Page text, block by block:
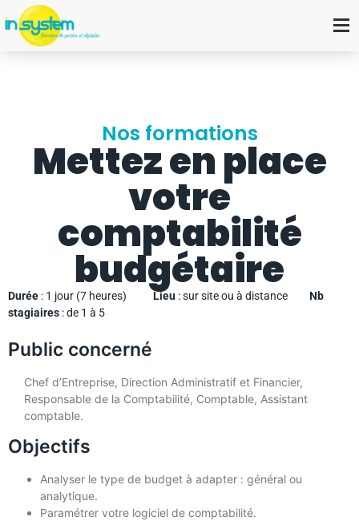
Nos formations
Mettez en place
votre
comptabilité
budgétaire
Durée : 1 jour (7 heures) Lieu : sur site ou à distance Nb
stagiaires : de 1 à 5
Public concerné
Chef d’Entreprise, Direction Administratif et Financier,
Responsable de la Comptabilité, Comptable, Assistant
comptable.
Objectifs
Analyser le type de budget à adapter : général ou
analytique.
Paramétrer votre logiciel de comptabilité.